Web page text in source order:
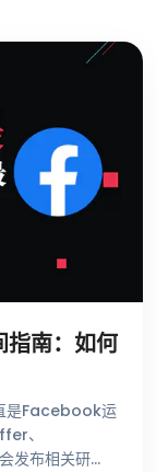
南：如何
是Facebook运
、
发布相关研